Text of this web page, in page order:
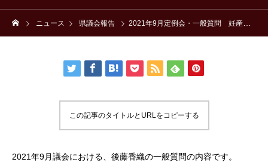
ニュース 県議会報告 2021年9月定例会・一般質問 妊産婦に寄り添う支援の推進について
この記事のタイトルとURLをコピーする
2021年9月議会における、後藤香織の一般質問の内容です。